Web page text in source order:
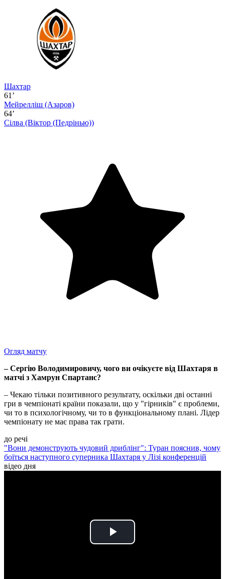
Шахтар
61’
Мейрелліш (Азаров)
64’
Сілва (Віктор (Педрінью))
Огляд матчу
– Сергію Володимировичу, чого ви очікуєте від Шахтаря в
матчі з Хамрун Спартанс?
– Чекаю тільки позитивного результату, оскільки дві останні
гри в чемпіонаті країни показали, що у "гірників" є проблеми,
чи то в психологічному, чи то в функціональному плані. Лідер
чемпіонату не має права так грати.
до речі
"Вони демонструють чудовий дриблінг": Туран пояснив, чому
боїться наступного суперника Шахтаря у Лізі конференцій
відео дня
Play